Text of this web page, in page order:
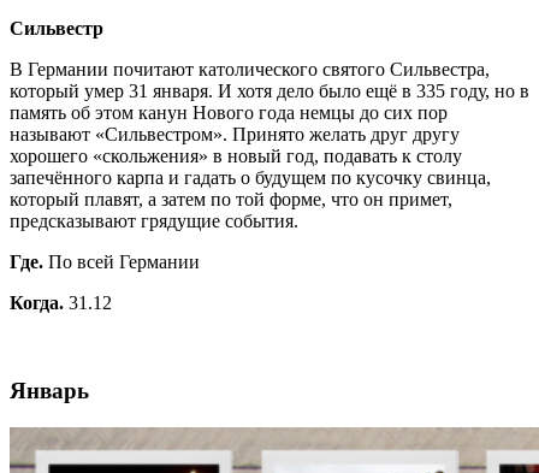
Сильвестр
В Германии почитают католического святого Сильвестра,
который умер 31 января. И хотя дело было ещё в 335 году, но в
память об этом канун Нового года немцы до сих пор
называют «Сильвестром». Принято желать друг другу
хорошего «скольжения» в новый год, подавать к столу
запечённого карпа и гадать о будущем по кусочку свинца,
который плавят, а затем по той форме, что он примет,
предсказывают грядущие события.
Где. По всей Германии
Когда. 31.12
Январь